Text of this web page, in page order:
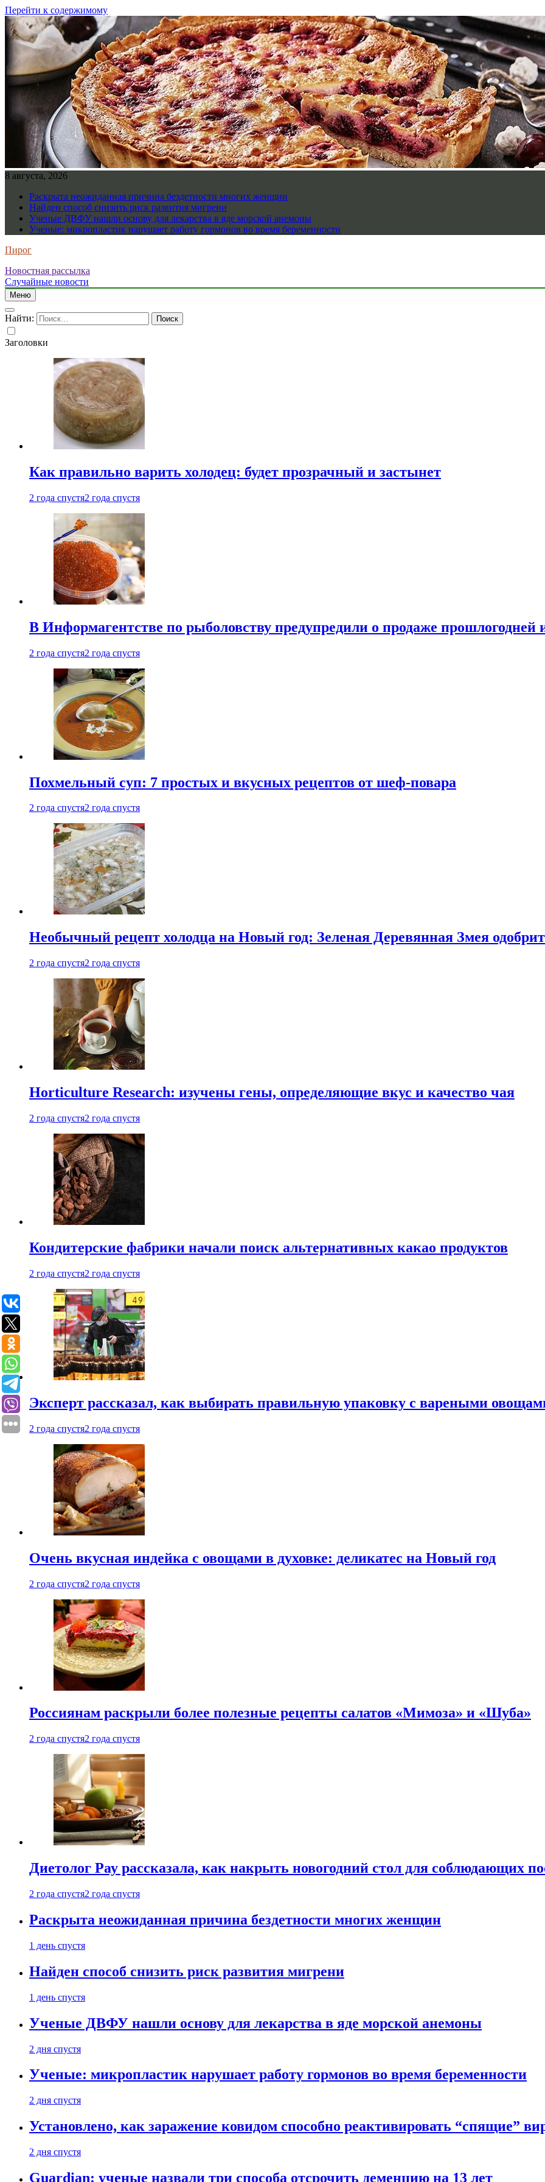
Перейти к содержимому
8 августа, 2026
Раскрыта неожиданная причина бездетности многих женщин
Найден способ снизить риск развития мигрени
Ученые ДВФУ нашли основу для лекарства в яде морской анемоны
Ученые: микропластик нарушает работу гормонов во время беременности
Пирог
Новостная рассылка
Случайные новости
Меню
Найти:
Заголовки
Как правильно варить холодец: будет прозрачный и застынет
2 года спустя2 года спустя
В Информагентстве по рыболовству предупредили о продаже прошлогодней
2 года спустя2 года спустя
Похмельный суп: 7 простых и вкусных рецептов от шеф-повара
2 года спустя2 года спустя
Необычный рецепт холодца на Новый год: Зеленая Деревянная Змея одобрит
2 года спустя2 года спустя
Horticulture Research: изучены гены, определяющие вкус и качество чая
2 года спустя2 года спустя
Кондитерские фабрики начали поиск альтернативных какао продуктов
2 года спустя2 года спустя
Эксперт рассказал, как выбирать правильную упаковку с вареными
2 года спустя2 года спустя
Очень вкусная индейка с овощами в духовке: деликатес на Новый год
2 года спустя2 года спустя
Россиянам раскрыли более полезные рецепты салатов «Мимоза» и «Шуба»
2 года спустя2 года спустя
Диетолог Рау рассказала, как накрыть новогодний стол для соблюдающих
2 года спустя2 года спустя
Раскрыта неожиданная причина бездетности многих женщин
1 день спустя
Найден способ снизить риск развития мигрени
1 день спустя
Ученые ДВФУ нашли основу для лекарства в яде морской анемоны
2 дня спустя
Ученые: микропластик нарушает работу гормонов во время беременности
2 дня спустя
Установлено, как заражение ковидом способно реактивировать “спящие”
2 дня спустя
Guardian: ученые назвали три способа отсрочить деменцию на 13 лет